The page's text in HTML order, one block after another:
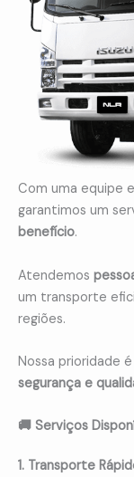
Com uma equipe
garantimos um
benefício.
Atendemos
um transporte
regiões.
Nossa prioridade
segurança e
🚚 Serviços
1. Transporte